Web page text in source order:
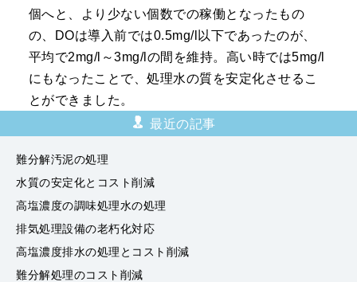
個へと、より少ない個数での稼働となったもの
の、DOは導入前では0.5mg/l以下であったのが、
平均で2mg/l～3mg/lの間を維持。高い時では5mg/l
にもなったことで、処理水の質を安定化させるこ
とができました。
最近の記事
難分解汚泥の処理
水質の安定化とコスト削減
高塩濃度の調味処理水の処理
排気処理設備の老朽化対応
高塩濃度排水の処理とコスト削減
難分解処理のコスト削減